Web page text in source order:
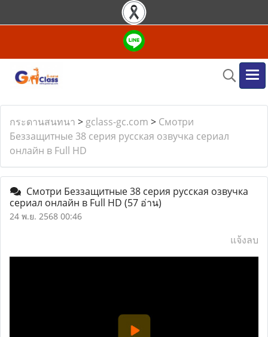
กระดานสนทนา > gclass-gc.com > Смотри
Беззащитные 38 серия русская озвучка сериал
онлайн в Full HD
Смотри Беззащитные 38 серия русская озвучка
сериал онлайн в Full HD (57 อ่าน)
24 พ.ย. 2568 00:46
แจ้งลบ